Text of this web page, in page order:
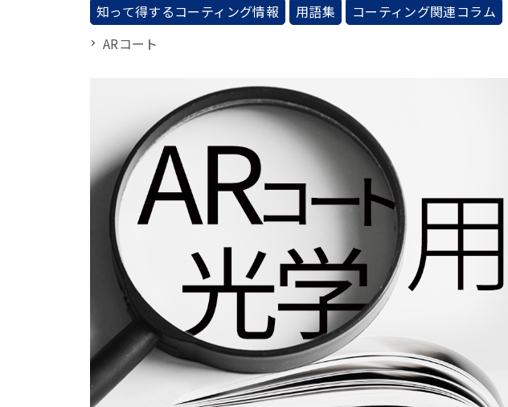
知って得するコーティング情報 用語集
コーティング関連コラム
ARコート